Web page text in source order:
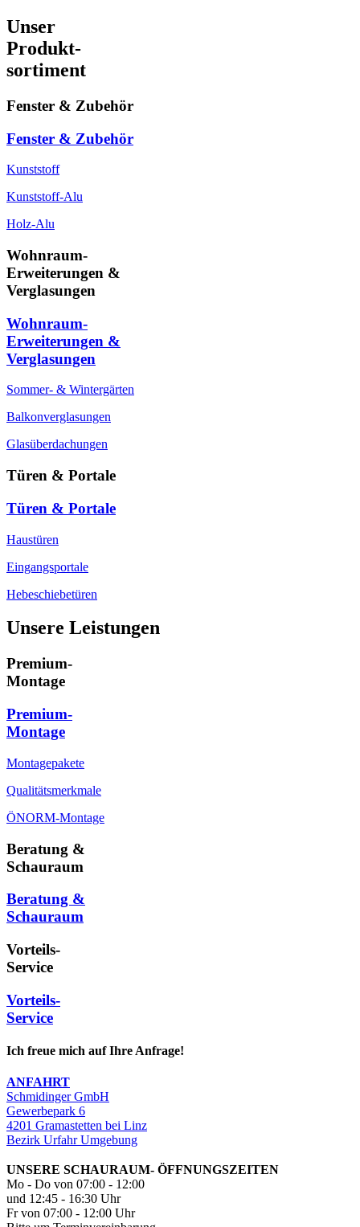
Unser
Produkt-
sortiment
Fenster & Zubehör
Fenster & Zubehör
Kunststoff
Kunststoff-Alu
Holz-Alu
Wohnraum-
Erweiterungen &
Verglasungen
Wohnraum-
Erweiterungen &
Verglasungen
Sommer- & Wintergärten
Balkonverglasungen
Glasüberdachungen
Türen & Portale
Türen & Portale
Haustüren
Eingangsportale
Hebeschiebetüren
Unsere Leistungen
Premium-
Montage
Premium-
Montage
Montagepakete
Qualitätsmerkmale
ÖNORM-Montage
Beratung &
Schauraum
Beratung &
Schauraum
Vorteils-
Service
Vorteils-
Service
Ich freue mich auf Ihre Anfrage!
ANFAHRT
Schmidinger GmbH
Gewerbepark 6
4201 Gramastetten bei Linz
Bezirk Urfahr Umgebung
UNSERE SCHAURAUM- ÖFFNUNGSZEITEN
Mo - Do von 07:00 - 12:00
und 12:45 - 16:30 Uhr
Fr von 07:00 - 12:00 Uhr